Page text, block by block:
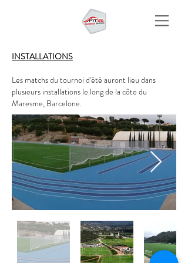
INSTALLATIONS
Les matchs du tournoi d'été auront lieu dans
plusieurs installations le long de la côte du
Maresme, Barcelone.